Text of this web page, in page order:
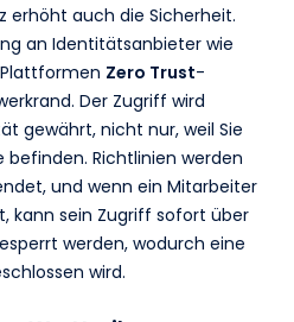
erhöht auch die Sicherheit.
an Identitätsanbieter wie
Zero Trust-
Der Zugriff wird
gewährt, nicht nur, weil Sie
Richtlinien werden
und wenn ein Mitarbeiter
kann sein Zugriff sofort über
werden, wodurch eine
wird.